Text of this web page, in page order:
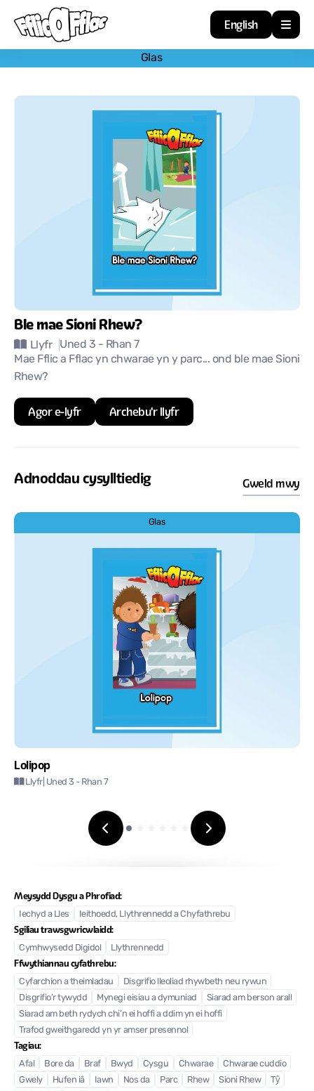
Amdan
Arweiniad
English
Glas
Ble mae Sioni Rhew?
Llyfr Uned 3 - Rhan 7
Mae Fflic a Fflac yn chwarae yn y parc... ond ble mae Sioni
Rhew?
Agor e-lyfr Archebu'r llyfr
Adnoddau cysylltiedig Gweld mwy
Glas
Lolipop
Llyfr| Uned 3 - Rhan 7
Meysydd Dysgu a Phrofiad:
Iechyd a Lles Ieithoedd, Llythrennedd a Chyfathrebu
Sgiliau trawsgwricwlaidd:
Cymhwysedd Digidol Llythrennedd
Ffwythiannau cyfathrebu:
Cyfarchion a theimladau
Disgrifio lleoliad rhywbeth neu rywun
Disgrifio’r tywydd
Mynegi eisiau a dymuniad
Siarad am berson arall
Siarad am beth rydych chi’n ei hoffi a ddim yn ei hoffi
Trafod gweithgaredd yn yr amser presennol
Tagiau:
Afal Bore da Braf Bwyd Cysgu Chwarae
Chwarae cuddio
Gwely
Hufen iâ Iawn Nos da Parc Rhew Sioni Rhew
Tŷ